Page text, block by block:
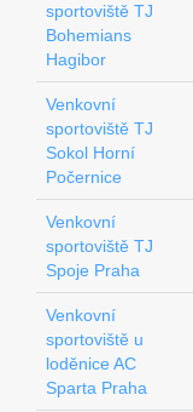
sportoviště TJ
Bohemians
Hagibor
Venkovní
sportoviště TJ
Sokol Horní
Počernice
Venkovní
sportoviště TJ
Spoje Praha
Venkovní
sportoviště u
loděnice AC
Sparta Praha